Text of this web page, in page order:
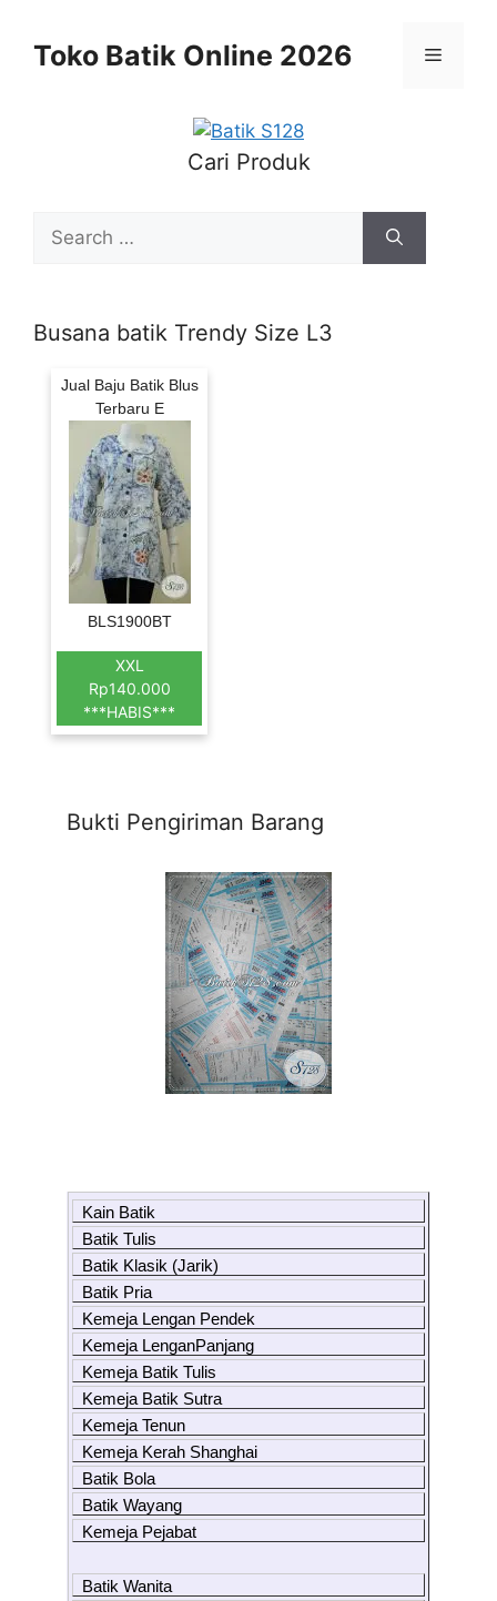
contentToko Batik Online 2026 Menu
Cari Produk
for:
Busana batik Trendy Size L3
Jual Baju Batik Blus
Terbaru E
BLS1900BT
XXL
Rp140.000
***HABIS***
Bukti Pengiriman Barang
Kain Batik
Batik Tulis
Batik Klasik (Jarik)
Batik Pria
Kemeja Lengan Pendek
Kemeja LenganPanjang
Kemeja Batik Tulis
Kemeja Batik Sutra
Kemeja Tenun
Kemeja Kerah Shanghai
Batik Bola
Batik Wayang
Kemeja Pejabat
Batik Wanita